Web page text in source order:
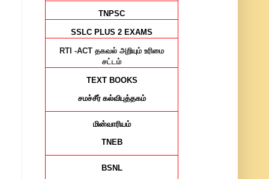
TNPSC
SSLC PLUS 2 EXAMS
RTI -ACT தகவல் அறியும் உரிமை
சட்டம்
TEXT BOOKS
சமச்சீர் கல்விபுத்தகம்
மின்வாரியம்
TNEB
BSNL